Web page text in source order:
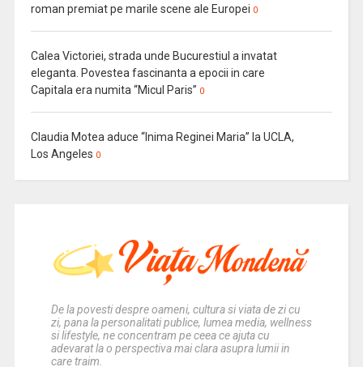
roman premiat pe marile scene ale Europei 0
Calea Victoriei, strada unde Bucurestiul a invatat
eleganta. Povestea fascinanta a epocii in care
Capitala era numita “Micul Paris” 0
Claudia Motea aduce “Inima Reginei Maria” la UCLA,
Los Angeles 0
De la povesti despre oameni, cultura si viata de zi cu
zi, pana la personalitati publice, lumea media, wellness
si lifestyle, ne concentram pe ceea ce ajuta cu
adevarat la o perspectiva mai clara asupra lumii in
care traim.